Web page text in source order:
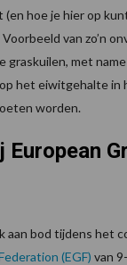
(en hoe je hier op
van zo’n
graskuilen, met
op het eiwitgehalte
worden.
European
aan bod tijdens het
(EGF) van